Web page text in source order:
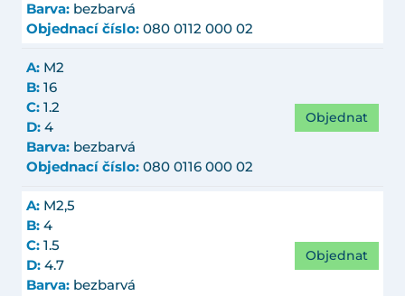
Barva: bezbarvá
Objednací číslo: 080 0112 000 02
A: M2
B: 16
C: 1.2
D: 4
Barva: bezbarvá
Objednací číslo: 080 0116 000 02
Objednat
A: M2,5
B: 4
C: 1.5
D: 4.7
Barva: bezbarvá
Objednat